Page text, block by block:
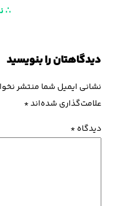
∴
دیدگاهتان را بنویسید
نشانی ایمیل شما منتشر
علامت‌گذاری شده‌اند*
دیدگاه*